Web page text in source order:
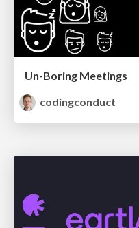
Un-Boring Meetings
codingconduct